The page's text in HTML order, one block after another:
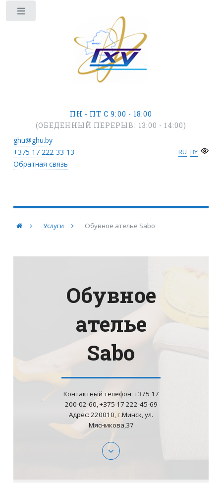
ПН - ПТ С 9:00 - 18:00
(ОБЕДЕННЫЙ ПЕРЕРЫВ: 13:00 - 14:00)
ghu@ghu.by
+375 17222-33-13
Обратная связь
RU BY
Услуги Обувное ателье Sabo
Обувное
ателье
Sabo
Контактный телефон: +375 17
200-02-60, +375 17 222-45-69
Адрес: 220010, г.Минск, ул.
Мясникова,37